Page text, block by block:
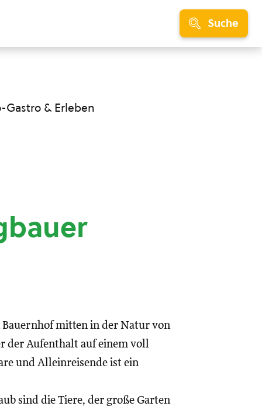
Suche
Gastro & Erleben
mitten in der Natur von
der Aufenthalt auf einem voll
und Alleinreisende ist ein
sind die Tiere, der große Garten